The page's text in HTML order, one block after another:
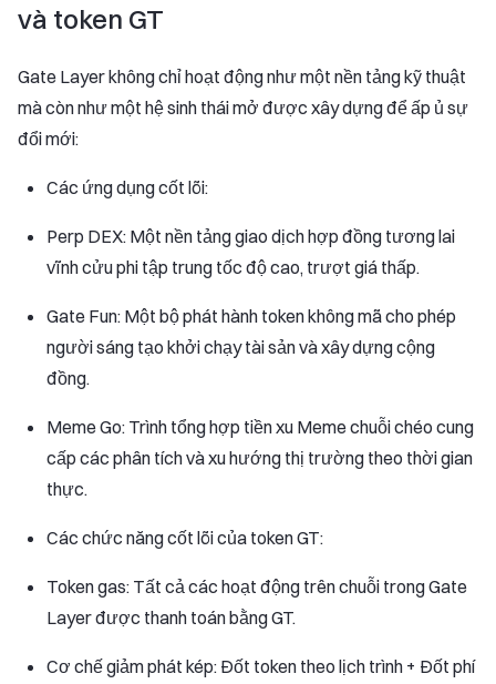
và token GT
Gate Layer không chỉ hoạt động như một nền tảng kỹ thuật
mà còn như một hệ sinh thái mở được xây dựng để ấp ủ sự
đổi mới:
Các ứng dụng cốt lõi:
Perp DEX: Một nền tảng giao dịch hợp đồng tương lai
vĩnh cửu phi tập trung tốc độ cao, trượt giá thấp.
Gate Fun: Một bộ phát hành token không mã cho phép
người sáng tạo khởi chạy tài sản và xây dựng cộng
đồng.
Meme Go: Trình tổng hợp tiền xu Meme chuỗi chéo cung
cấp các phân tích và xu hướng thị trường theo thời gian
thực.
Các chức năng cốt lõi của token GT:
Token gas: Tất cả các hoạt động trên chuỗi trong Gate
Layer được thanh toán bằng GT.
Cơ chế giảm phát kép: Đốt token theo lịch trình + Đốt phí